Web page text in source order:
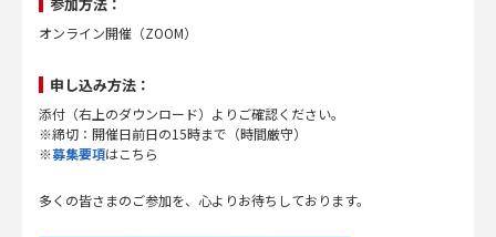
オンライン開催（ZOOM）
申し込み方法：
添付（右上のダウンロード）よりご確認ください。
※締切：開催日前日の15時まで（時間厳守）
※募集要項はこちら
多くの皆さまのご参加を、心よりお待ちしております。